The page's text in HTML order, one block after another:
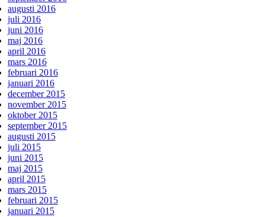
augusti 2016
juli 2016
juni 2016
maj 2016
april 2016
mars 2016
februari 2016
januari 2016
december 2015
november 2015
oktober 2015
september 2015
augusti 2015
juli 2015
juni 2015
maj 2015
april 2015
mars 2015
februari 2015
januari 2015